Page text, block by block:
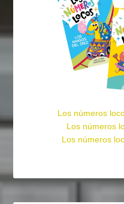
Los números
Los números
Los números